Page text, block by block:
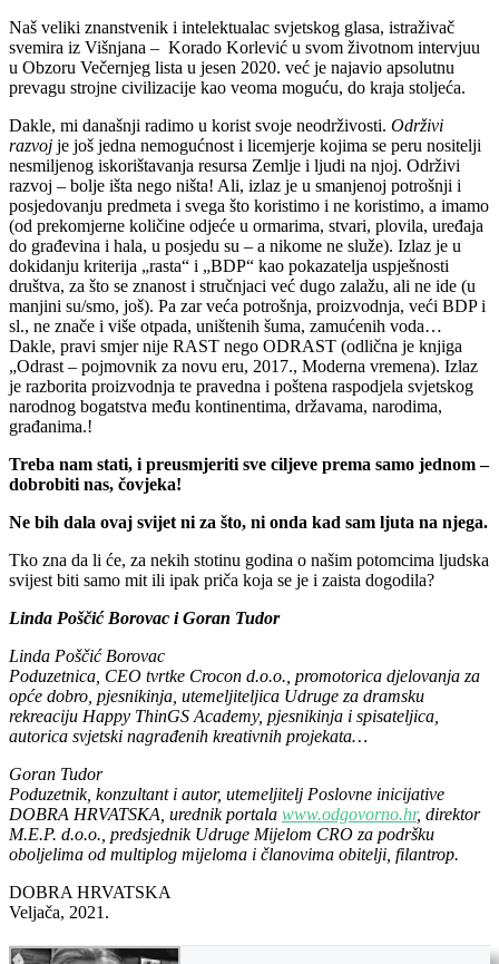
Naš veliki znanstvenik i intelektualac svjetskog glasa, istraživač
svemira iz Višnjana – Korado Korlević u svom životnom intervjuu
u Obzoru Večernjeg lista u jesen 2020. već je najavio apsolutnu
prevagu strojne civilizacije kao veoma moguću, do kraja stoljeća.
Dakle, mi današnji radimo u korist svoje neodrživosti. Održivi
razvoj je još jedna nemogućnost i licemjerje kojima se peru nositelji
nesmiljenog iskorištavanja resursa Zemlje i ljudi na njoj. Održivi
razvoj – bolje išta nego ništa! Ali, izlaz je u smanjenoj potrošnji i
posjedovanju predmeta i svega što koristimo i ne koristimo, a imamo
(od prekomjerne količine odjeće u ormarima, stvari, plovila, uređaja
do građevina i hala, u posjedu su – a nikome ne služe). Izlaz je u
dokidanju kriterija „rasta“ i „BDP“ kao pokazatelja uspješnosti
društva, za što se znanost i stručnjaci već dugo zalažu, ali ne ide (u
manjini su/smo, još). Pa zar veća potrošnja, proizvodnja, veći BDP i
sl., ne znače i više otpada, uništenih šuma, zamućenih voda…
Dakle, pravi smjer nije RAST nego ODRAST (odlična je knjiga
„Odrast – pojmovnik za novu eru, 2017., Moderna vremena). Izlaz
je razborita proizvodnja te pravedna i poštena raspodjela svjetskog
narodnog bogatstva među kontinentima, državama, narodima,
građanima.!
Treba nam stati, i preusmjeriti sve ciljeve prema samo jednom –
dobrobiti nas, čovjeka!
Ne bih dala ovaj svijet ni za što, ni onda kad sam ljuta na njega.
Tko zna da li će, za nekih stotinu godina o našim potomcima ljudska
svijest biti samo mit ili ipak priča koja se je i zaista dogodila?
Linda Poščić Borovac i Goran Tudor
Linda Poščić Borovac
Poduzetnica, CEO tvrtke Crocon d.o.o., promotorica djelovanja za
opće dobro, pjesnikinja, utemeljiteljica Udruge za dramsku
rekreaciju Happy ThinGS Academy, pjesnikinja i spisateljica,
autorica svjetski nagrađenih kreativnih projekata…
Goran Tudor
Poduzetnik, konzultant i autor, utemeljitelj Poslovne inicijative
DOBRA HRVATSKA, urednik portala www.odgovorno.hr, direktor
M.E.P. d.o.o., predsjednik Udruge Mijelom CRO za podršku
oboljelima od multiplog mijeloma i članovima obitelji, filantrop.
DOBRA HRVATSKA
Veljača, 2021.